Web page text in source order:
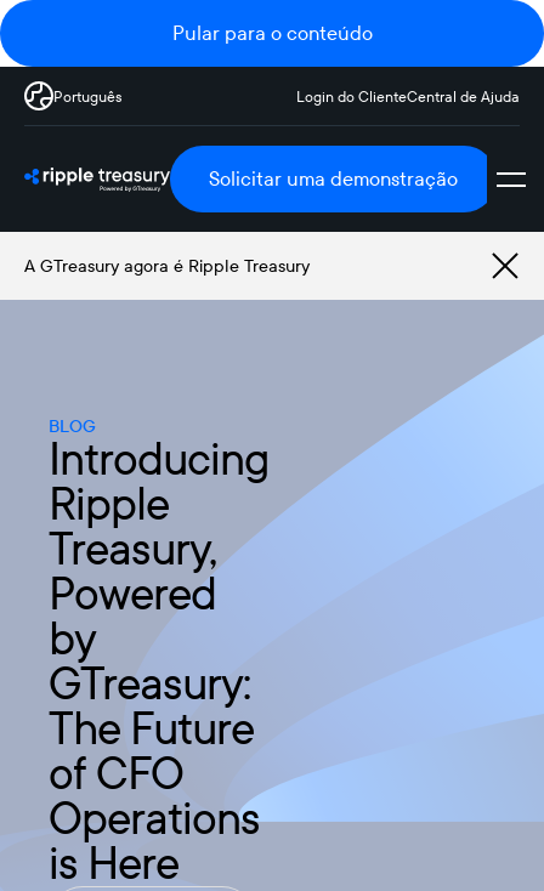
Pular para o conteúdo
Português Login do ClienteCentral de Ajuda
Solicitar uma demonstração
A GTreasury agora é Ripple Treasury
BLOG
Introducing
Ripple
Treasury,
Powered
by
GTreasury:
The Future
of CFO
Operations
is Here